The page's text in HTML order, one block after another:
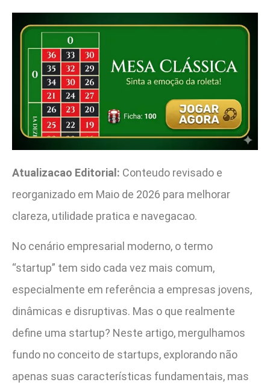
Atualizacao Editorial: Conteudo revisado e
reorganizado em Maio de 2026 para melhorar
clareza, utilidade pratica e navegacao.
No cenário empresarial moderno, o termo
“startup” tem sido cada vez mais comum,
especialmente em referência a empresas jovens,
dinâmicas e disruptivas. Mas o que realmente
define uma startup? Neste artigo, mergulhamos
fundo no conceito de startups, explorando não
apenas suas características fundamentais, mas